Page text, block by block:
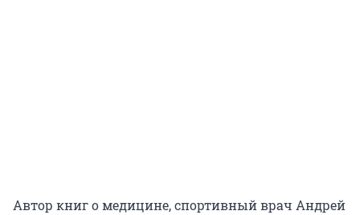
Автор книг о медицине, спортивный врач Андрей